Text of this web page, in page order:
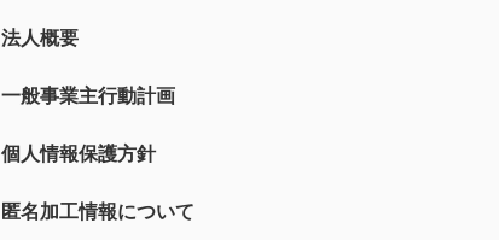
法人概要
一般事業主行動計画
個人情報保護方針
匿名加工情報について